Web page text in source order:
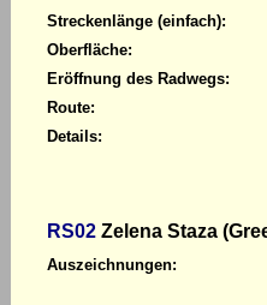
Streckenlänge (einfach):
Oberfläche:
Eröffnung des Radwegs:
Route:
Details:
RS02 Zelena Staza
Auszeichnungen: